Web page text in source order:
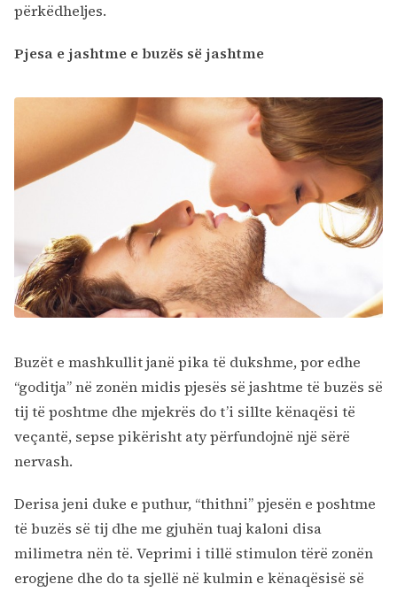
përkëdheljes.
Pjesa e jashtme e buzës së jashtme
Buzët e mashkullit janë pika të dukshme, por edhe
“goditja” në zonën midis pjesës së jashtme të buzës së
tij të poshtme dhe mjekrës do t’i sillte kënaqësi të
veçantë, sepse pikërisht aty përfundojnë një sërë
nervash.
Derisa jeni duke e puthur, “thithni” pjesën e poshtme
të buzës së tij dhe me gjuhën tuaj kaloni disa
milimetra nën të. Veprimi i tillë stimulon tërë zonën
erogjene dhe do ta sjellë në kulmin e kënaqësisë së